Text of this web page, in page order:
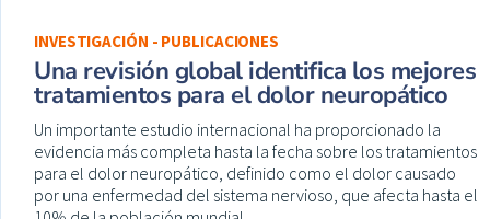
INVESTIGACIÓN - PUBLICACIONES
Una revisión global identifica los mejores
tratamientos para el dolor neuropático
Un importante estudio internacional ha proporcionado la
evidencia más completa hasta la fecha sobre los tratamientos
para el dolor neuropático, definido como el dolor causado
por una enfermedad del sistema nervioso, que afecta hasta el